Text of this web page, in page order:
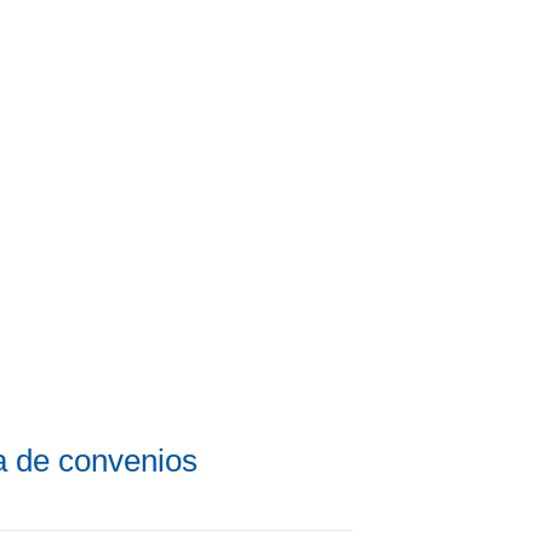
de convenios